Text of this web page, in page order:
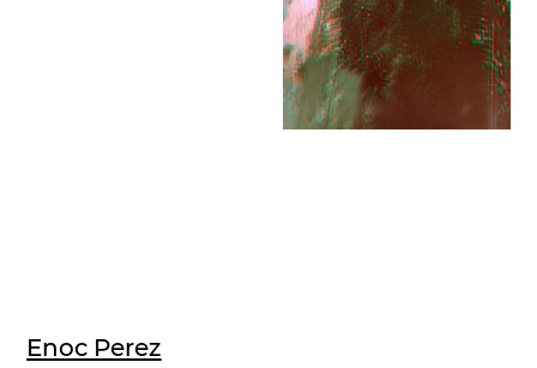
Enoc Perez